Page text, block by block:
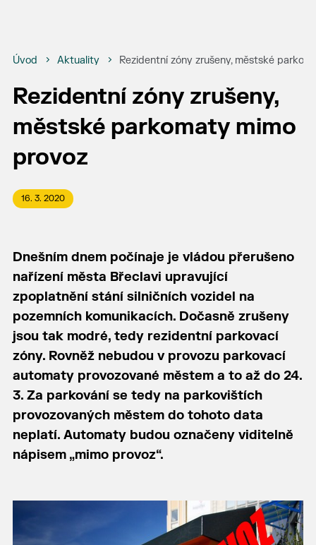
Úvod Aktuality Rezidentní zóny zrušeny, městské
Rezidentní zóny zrušeny,
městské parkomaty mimo
provoz
16. 3. 2020
Dnešním dnem počínaje je vládou přerušeno
nařízení města Břeclavi upravující
zpoplatnění stání silničních vozidel na
pozemních komunikacích. Dočasně zrušeny
jsou tak modré, tedy rezidentní parkovací
zóny. Rovněž nebudou v provozu parkovací
automaty provozované městem a to až do 24.
3. Za parkování se tedy na parkovištích
provozovaných městem do tohoto data
neplatí. Automaty budou označeny viditelně
nápisem „mimo provoz“.